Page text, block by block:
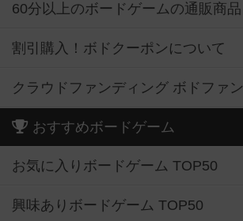
60分以上のボードゲームの通販商品
割引購入！ボドクーポンについて
クラウドファンディング ボドファン
おすすめボードゲーム
お気に入りボードゲーム TOP50
興味ありボードゲーム TOP50